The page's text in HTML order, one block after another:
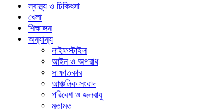
স্বাস্থ্য ও চিকিৎসা
খেলা
শিক্ষাঙ্গন
অন্যান্য
লাইফস্টাইল
আইন ও অপরাধ
সাক্ষাতকার
আঞ্চলিক সংবাদ
পরিবেশ ও জলবায়ু
মতামত